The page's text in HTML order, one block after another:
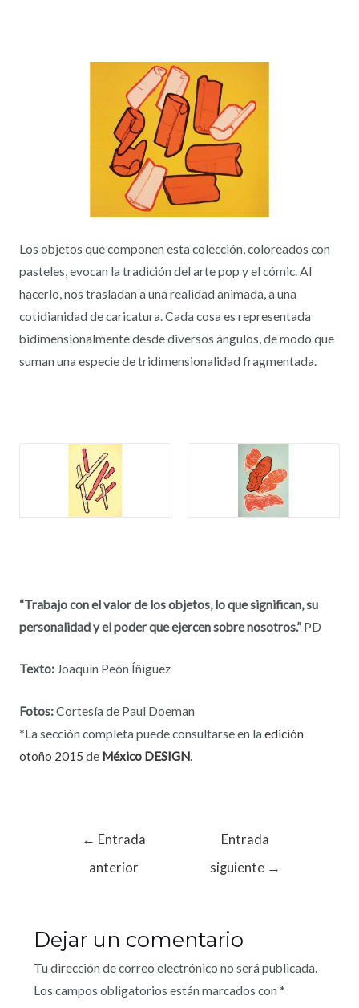
Los objetos que componen esta colección, coloreados con
pasteles, evocan la tradición del arte pop y el cómic. Al
hacerlo, nos trasladan a una realidad animada, a una
cotidianidad de caricatura. Cada cosa es representada
bidimensionalmente desde diversos ángulos, de modo que
suman una especie de tridimensionalidad fragmentada.
“Trabajo con el valor delos objetos, lo que significan,su
personalidady el poder que ejercensobre nosotros.” PD
Texto:Joaquín Peón Íñiguez
Fotos:Cortesía de Paul Doeman
*La sección completa puede consultarse en la edición
otoño 2015 de México DESIGN.
← Entrada
anterior
Entrada
siguiente →
Dejar un comentario
Tu dirección de correo electrónico no será publicada.
Los campos obligatorios están marcados con *